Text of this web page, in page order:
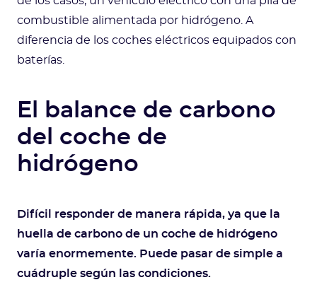
combustible alimentada por hidrógeno. A
diferencia de los coches eléctricos equipados con
baterías.
El balance de carbono
del coche de
hidrógeno
Difícil responder de manera rápida, ya que la
huella de carbono de un coche de hidrógeno
varía enormemente. Puede pasar de simple a
cuádruple según las condiciones.